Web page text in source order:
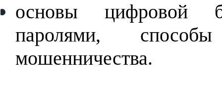
основы цифровой
паролями,
мошенничества.